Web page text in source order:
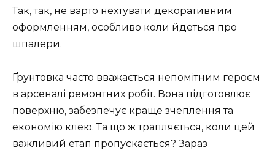
Так, так, не варто нехтувати декоративним
оформленням, особливо коли йдеться про
шпалери.
Ґрунтовка часто вважається непомітним героєм
в арсеналі ремонтних робіт. Вона підготовлює
поверхню, забезпечує краще зчеплення та
економію клею. Та що ж трапляється, коли цей
важливий етап пропускається? Зараз